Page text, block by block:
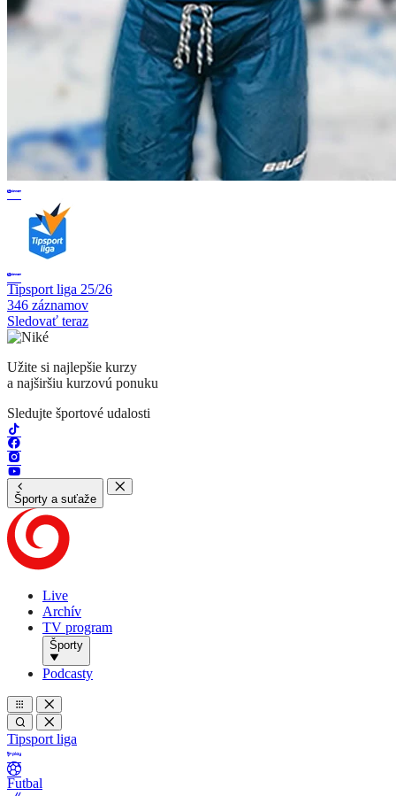
Tipsport liga 25/26
346 záznamov
Sledovať teraz
Užite si najlepšie kurzy
a najširšiu kurzovú ponuku
Sledujte športové udalosti
Športy a suťaže
Live
Archív
TV program
Športy
Podcasty
Tipsport liga
Futbal